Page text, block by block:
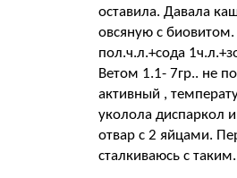
оставила. Давала
овсяную с
пол.ч.л.+сода
Ветом 1.1- 7гр.. не
активный ,
уколола диспаркол
отвар с 2 яйцами.
сталкиваюсь с таким.